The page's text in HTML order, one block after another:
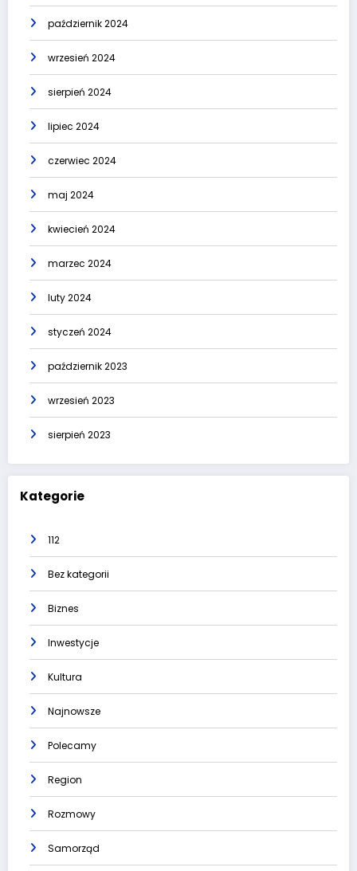
październik 2024
wrzesień 2024
sierpień 2024
lipiec 2024
czerwiec 2024
maj 2024
kwiecień 2024
marzec 2024
luty 2024
styczeń 2024
październik 2023
wrzesień 2023
sierpień 2023
Kategorie
112
Bez kategorii
Biznes
Inwestycje
Kultura
Najnowsze
Polecamy
Region
Rozmowy
Samorząd